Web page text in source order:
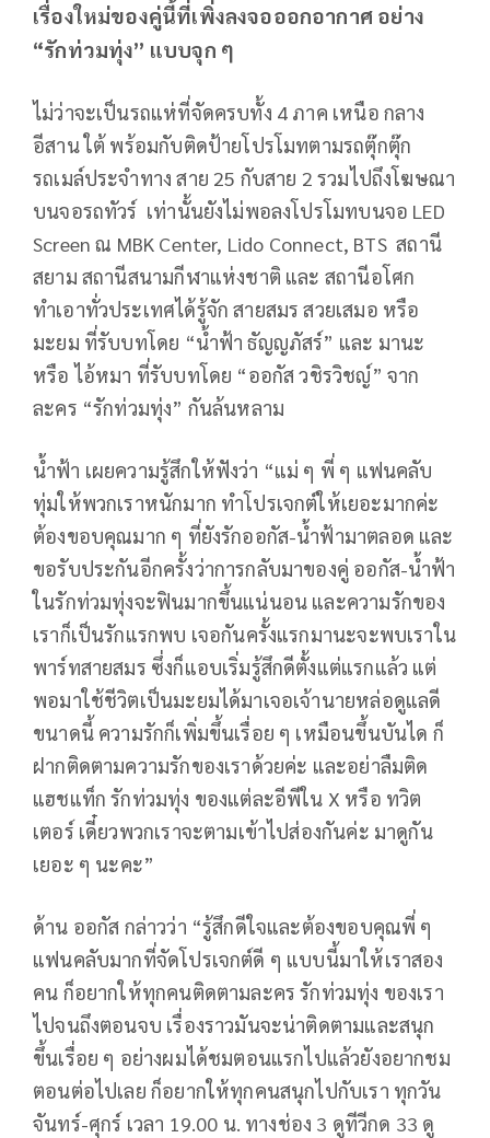
เรื่องใหม่ของคู่นี้ที่เพิ่งลงจอออกอากาศ อย่าง
“รักท่วมทุ่ง” แบบจุก ๆ
ไม่ว่าจะเป็นรถแห่ที่จัดครบทั้ง 4 ภาค เหนือ กลาง
อีสาน ใต้ พร้อมกับติดป้ายโปรโมทตามรถตุ๊กตุ๊ก
รถเมล์ประจำทาง สาย 25 กับสาย 2 รวมไปถึงโฆษณา
บนจอรถทัวร์ เท่านั้นยังไม่พอลงโปรโมทบนจอ LED
Screen ณ MBK Center, Lido Connect, BTS สถานี
สยาม สถานีสนามกีฬาแห่งชาติ และ สถานีอโศก
ทำเอาทั่วประเทศได้รู้จัก สายสมร สวยเสมอ หรือ
มะยม ที่รับบทโดย “น้ำฟ้า ธัญญภัสร์” และ มานะ
หรือ ไอ้หมา ที่รับบทโดย “ออกัส วชิรวิชญ์” จาก
ละคร “รักท่วมทุ่ง” กันล้นหลาม
น้ำฟ้า เผยความรู้สึกให้ฟังว่า “แม่ ๆ พี่ ๆ แฟนคลับ
ทุ่มให้พวกเราหนักมาก ทำโปรเจกต์ให้เยอะมากค่ะ
ต้องขอบคุณมาก ๆ ที่ยังรักออกัส-น้ำฟ้ามาตลอด และ
ขอรับประกันอีกครั้งว่าการกลับมาของคู่ ออกัส-น้ำฟ้า
ในรักท่วมทุ่งจะฟินมากขึ้นแน่นอน และความรักของ
เราก็เป็นรักแรกพบ เจอกันครั้งแรกมานะจะพบเราใน
พาร์ทสายสมร ซึ่งก็แอบเริ่มรู้สึกดีตั้งแต่แรกแล้ว แต่
พอมาใช้ชีวิตเป็นมะยมได้มาเจอเจ้านายหล่อดูแลดี
ขนาดนี้ ความรักก็เพิ่มขึ้นเรื่อย ๆ เหมือนขึ้นบันได ก็
ฝากติดตามความรักของเราด้วยค่ะ และอย่าลืมติด
แฮชแท็ก รักท่วมทุ่ง ของแต่ละอีพีใน X หรือ ทวิต
เตอร์ เดี๋ยวพวกเราจะตามเข้าไปส่องกันค่ะ มาดูกัน
เยอะ ๆ นะคะ”
ด้าน ออกัส กล่าวว่า “รู้สึกดีใจและต้องขอบคุณพี่ ๆ
แฟนคลับมากที่จัดโปรเจกต์ดี ๆ แบบนี้มาให้เราสอง
คน ก็อยากให้ทุกคนติดตามละคร รักท่วมทุ่ง ของเรา
ไปจนถึงตอนจบ เรื่องราวมันจะน่าติดตามและสนุก
ขึ้นเรื่อย ๆ อย่างผมได้ชมตอนแรกไปแล้วยังอยากชม
ตอนต่อไปเลย ก็อยากให้ทุกคนสนุกไปกับเรา ทุกวัน
จันทร์-ศุกร์ เวลา 19.00 น. ทางช่อง 3 ดูทีวีกด 33 ดู